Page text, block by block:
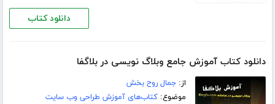
دانلود کتاب
دانلود کتاب آموزش جامع وبلاگ نویسی در بلاگفا
از:جمال روح بخش
موضوع:کتاب‌های آموزش طراحی وب سایت